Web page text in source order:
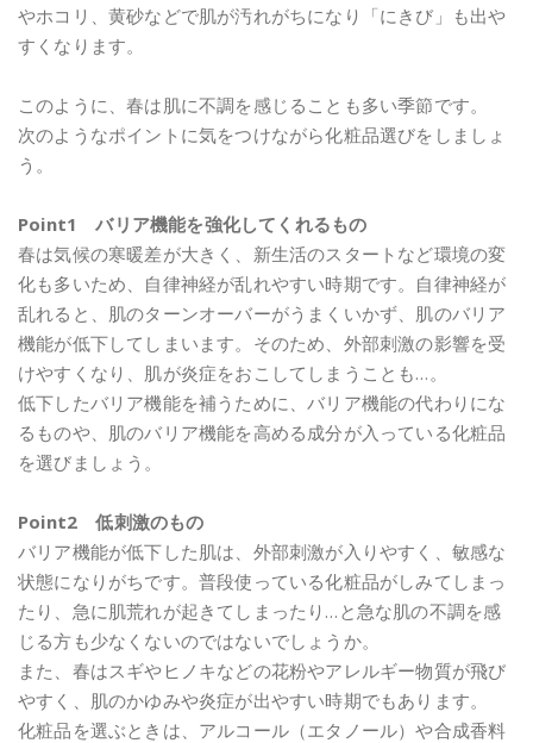
やホコリ、黄砂などで肌が汚れがちになり「にきび」も出や
すくなります。
このように、春は肌に不調を感じることも多い季節です。
次のようなポイントに気をつけながら化粧品選びをしましょ
う。
Point1 バリア機能を強化してくれるもの
春は気候の寒暖差が大きく、新生活のスタートなど環境の変
化も多いため、自律神経が乱れやすい時期です。自律神経が
乱れると、肌のターンオーバーがうまくいかず、肌のバリア
機能が低下してしまいます。そのため、外部刺激の影響を受
けやすくなり、肌が炎症をおこしてしまうことも…。
低下したバリア機能を補うために、バリア機能の代わりにな
るものや、肌のバリア機能を高める成分が入っている化粧品
を選びましょう。
Point2 低刺激のもの
バリア機能が低下した肌は、外部刺激が入りやすく、敏感な
状態になりがちです。普段使っている化粧品がしみてしまっ
たり、急に肌荒れが起きてしまったり…と急な肌の不調を感
じる方も少なくないのではないでしょうか。
また、春はスギやヒノキなどの花粉やアレルギー物質が飛び
やすく、肌のかゆみや炎症が出やすい時期でもあります。
化粧品を選ぶときは、アルコール（エタノール）や合成香料